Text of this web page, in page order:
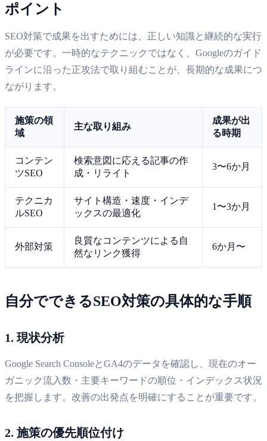
ポイント
SEO対策で成果を出すためには、正しい知識と継続的な実行
が必要です。一時的なテクニックではなく、Googleのガイド
ラインに沿った正攻法で取り組むことが、長期的な成果につ
ながります。
施策の領
域
主な取り組み
成果が出
る時期
コンテン
ツSEO
検索意図に応える記事の作
成・リライト
3〜6か月
テクニカ
ルSEO
サイト構造・速度・インデ
ックスの最適化
1〜3か月
外部対策
良質なコンテンツによる自
然なリンク獲得
6か月〜
自分でできるSEO対策の具体的な手順
1. 現状分析
Google Search ConsoleとGA4のデータを確認し、現在のオー
ガニック流入数・主要キーワードの順位・インデックス状況
を把握します。改善の出発点を明確にすることが重要です。
2. 施策の優先順位付け